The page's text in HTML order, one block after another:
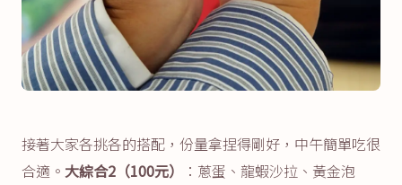
接著大家各挑各的搭配，份量拿捏得剛好，中午簡單吃很
合適。 大綜合2（100元）
：蔥蛋、龍蝦沙拉、黃金泡